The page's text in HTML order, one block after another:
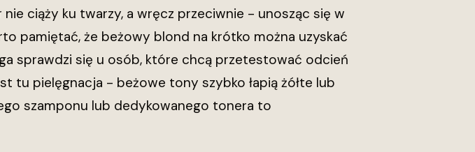
ciąży ku twarzy, a wręcz przeciwnie - unosząc się w
pamiętać, że beżowy blond na krótko można uzyskać
sprawdzi się u osób, które chcą przetestować odcień
tu pielęgnacja - beżowe tony szybko łapią żółte lub
szamponu lub dedykowanego tonera to